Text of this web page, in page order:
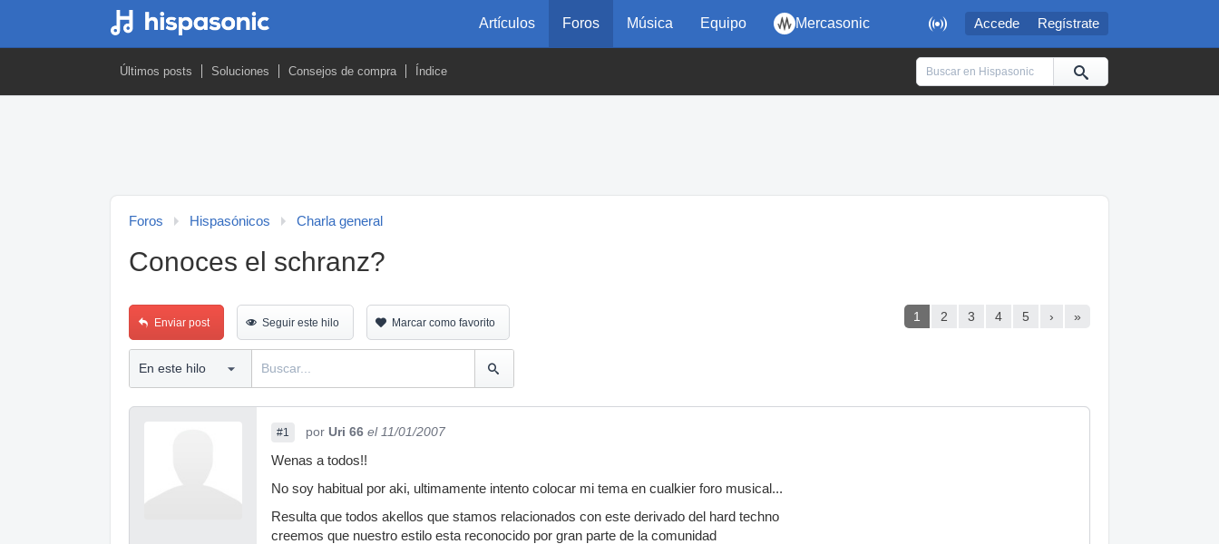
 Accede Regístrate
Artículos Foros Música Equipo Mercasonic
Últimos posts Soluciones Consejos de compra Índice
Foros Hispasónicos Charla general
Conoces el schranz?
1 2 3 4 5 › »
Enviar post Seguir este hilo Marcar como favorito
#1 por Uri 66 el 11/01/2007
Wenas a todos!!
No soy habitual por aki, ultimamente intento colocar mi tema en cualkier foro musical...
Resulta que todos akellos que stamos relacionados con este derivado del hard techno
creemos que nuestro estilo esta reconocido por gran parte de la comunidad